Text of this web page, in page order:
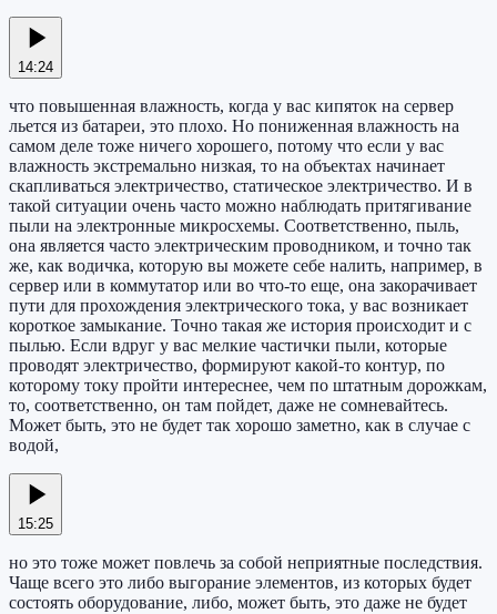
14:24
что повышенная влажность, когда у вас кипяток на сервер
льется из батареи, это плохо. Но пониженная влажность на
самом деле тоже ничего хорошего, потому что если у вас
влажность экстремально низкая, то на объектах начинает
скапливаться электричество, статическое электричество. И в
такой ситуации очень часто можно наблюдать притягивание
пыли на электронные микросхемы. Соответственно, пыль,
она является часто электрическим проводником, и точно так
же, как водичка, которую вы можете себе налить, например, в
сервер или в коммутатор или во что-то еще, она закорачивает
пути для прохождения электрического тока, у вас возникает
короткое замыкание. Точно такая же история происходит и с
пылью. Если вдруг у вас мелкие частички пыли, которые
проводят электричество, формируют какой-то контур, по
которому току пройти интереснее, чем по штатным дорожкам,
то, соответственно, он там пойдет, даже не сомневайтесь.
Может быть, это не будет так хорошо заметно, как в случае с
водой,
15:25
но это тоже может повлечь за собой неприятные последствия.
Чаще всего это либо выгорание элементов, из которых будет
состоять оборудование, либо, может быть, это даже не будет